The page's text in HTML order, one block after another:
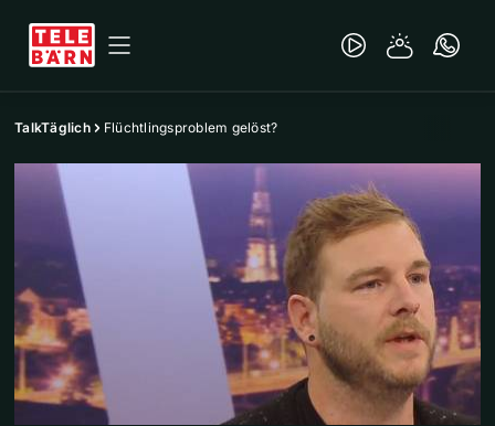
TalkTäglich Flüchtlingsproblem gelöst?